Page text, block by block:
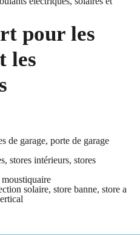
pour les
les
de garage, porte de garage
stores intérieurs, stores
solaire, store banne, store a